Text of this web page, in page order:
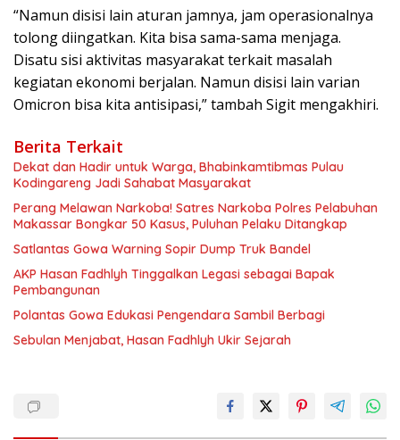
“Namun disisi lain aturan jamnya, jam operasionalnya
tolong diingatkan. Kita bisa sama-sama menjaga.
Disatu sisi aktivitas masyarakat terkait masalah
kegiatan ekonomi berjalan. Namun disisi lain varian
Omicron bisa kita antisipasi,” tambah Sigit mengakhiri.
Berita Terkait
Dekat dan Hadir untuk Warga, Bhabinkamtibmas Pulau
Kodingareng Jadi Sahabat Masyarakat
Perang Melawan Narkoba! Satres Narkoba Polres Pelabuhan
Makassar Bongkar 50 Kasus, Puluhan Pelaku Ditangkap
Satlantas Gowa Warning Sopir Dump Truk Bandel
AKP Hasan Fadhlyh Tinggalkan Legasi sebagai Bapak
Pembangunan
Polantas Gowa Edukasi Pengendara Sambil Berbagi
Sebulan Menjabat, Hasan Fadhlyh Ukir Sejarah